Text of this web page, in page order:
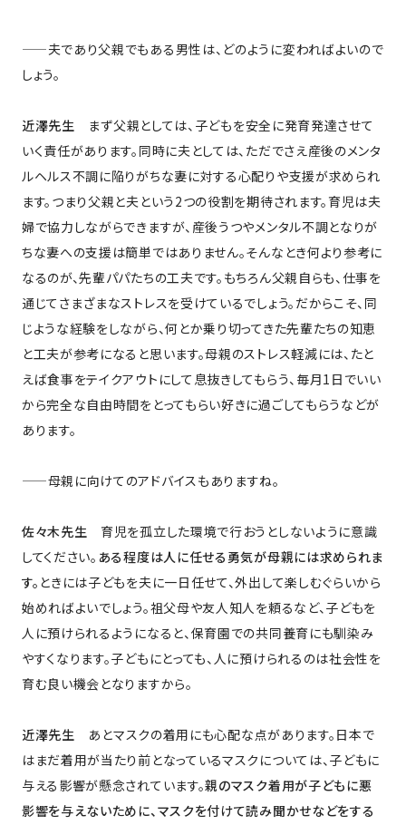
——夫であり父親でもある男性は、どのように変わればよいので
しょう。
近澤先生 まず父親としては、子どもを安全に発育発達させて
いく責任があります。同時に夫としては、ただでさえ産後のメンタ
ルヘルス不調に陥りがちな妻に対する心配りや支援が求められ
ます。つまり父親と夫という2つの役割を期待されます。育児は夫
婦で協力しながらできますが、産後うつやメンタル不調となりが
ちな妻への支援は簡単ではありません。そんなとき何より参考に
なるのが、先輩パパたちの工夫です。もちろん父親自らも、仕事を
通じてさまざまなストレスを受けているでしょう。だからこそ、同
じような経験をしながら、何とか乗り切ってきた先輩たちの知恵
と工夫が参考になると思います。母親のストレス軽減には、たと
えば食事をテイクアウトにして息抜きしてもらう、毎月1日でいい
から完全な自由時間をとってもらい好きに過ごしてもらうなどが
あります。
——母親に向けてのアドバイスもありますね。
佐々木先生 育児を孤立した環境で行おうとしないように意識
してください。 ある程度は人に任せる勇気が母親には求められま
す。 ときには子どもを夫に一日任せて、外出して楽しむぐらいから
始めればよいでしょう。祖父母や友人知人を頼るなど、子どもを
人に預けられるようになると、保育園での共同養育にも馴染み
やすくなります。子どもにとっても、人に預けられるのは社会性を
育む良い機会となりますから。
近澤先生 あとマスクの着用にも心配な点があります。日本で
はまだ着用が当たり前となっているマスクについては、子どもに
与える影響が懸念されています。親のマスク着用が子どもに悪
影響を与えないために、マスクを付けて読み聞かせなどをする